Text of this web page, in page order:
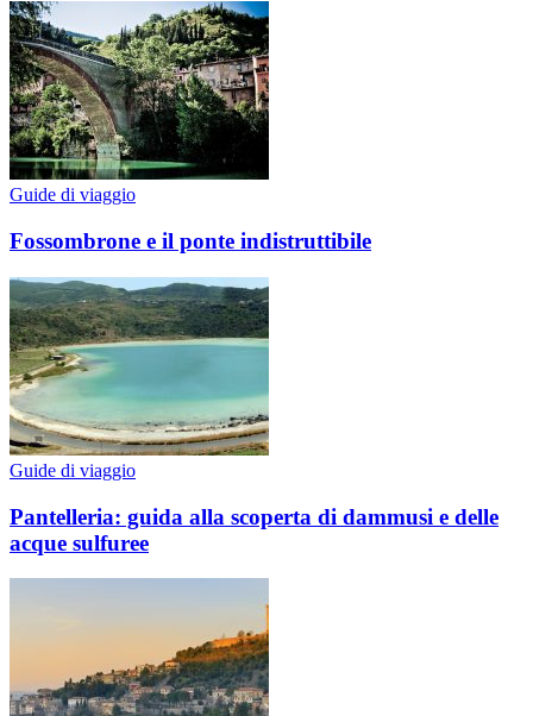
Guide di viaggio
Fossombrone e il ponte indistruttibile
Guide di viaggio
Pantelleria: guida alla scoperta di dammusi e delle
acque sulfuree